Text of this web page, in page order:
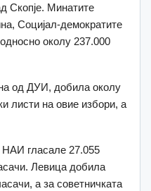
Скопје. Минатите
Социјал-демократите
околу 237.000
од ДУИ, добила околу
листи на овие избори, а
НАИ гласале 27.055
Левица добила
а за советничката